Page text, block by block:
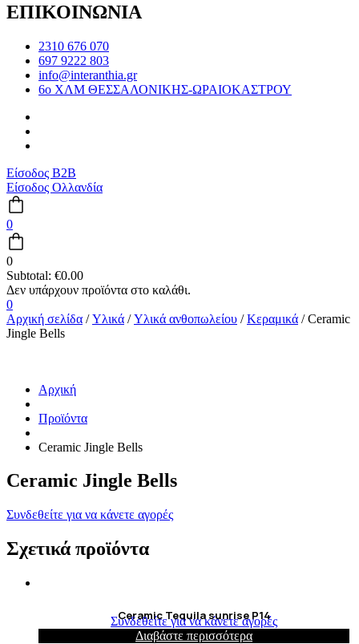
ΕΠΙΚΟΙΝΩΝΙΑ
2310 676 070
697 9222 803
info@interanthia.gr
6ο ΧΛΜ ΘΕΣΣΑΛΟΝΙΚΗΣ-ΩΡΑΙΟΚΑΣΤΡΟΥ
Είσοδος B2B
Είσοδος Ολλανδία
0
0
Subtotal: €0.00
0
Αρχική σελίδα /Υλικά /Υλικά ανθοπωλείου /Κεραμικά / Ceramic
Jingle Bells
Αρχική
Προϊόντα
Ceramic Jingle Bells
Ceramic Jingle Bells
Συνδεθείτε για να κάνετε αγορές
Σχετικά προϊόντα
Ceramic Tequila sunrise P14
Συνδεθείτε για να κάνετε αγορές
Διαβάστε περισσότερα